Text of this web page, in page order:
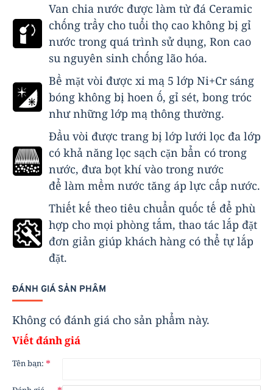
Van chia nước được làm từ đá Ceramic
chống trầy cho tuổi thọ cao không bị gỉ
nước trong quá trình sử dụng, Ron cao
su nguyên sinh chống lão hóa.
Bề mặt vòi được xi mạ 5 lớp Ni+Cr sáng
bóng không bị hoen ố, gỉ sét, bong tróc
như những lớp mạ thông thường.
Đầu vòi được trang bị lớp lưới lọc đa lớp
có khả năng lọc sạch cặn bẩn có trong
nước, đưa bọt khí vào trong nước
để làm mềm nước tăng áp lực cấp nước.
Thiết kế theo tiêu chuẩn quốc tế để phù
hợp cho mọi phòng tắm, thao tác lắp đặt
đơn giản giúp khách hàng có thể tự lắp
đặt.
ĐÁNH GIÁ SẢN PHẨM
Không có đánh giá cho sản phẩm này.
Viết đánh giá
Tên bạn: